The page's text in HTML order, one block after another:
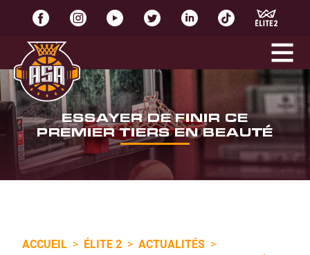
ESSAYER DE FINIR CE
PREMIER TIERS EN BEAUTÉ
ACCUEIL > ÉLITE 2 > ACTUALITÉS >